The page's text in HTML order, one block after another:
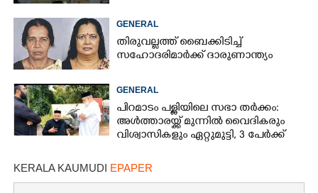
GENERAL
തിരുവല്ലത്ത് ബൈക്കിടിച്ച്
സഹോദരിമാർക്ക് ദാരുണാന്ത്യം
GENERAL
പിറമാടം പള്ളിയിലെ സഭാ തർക്കം:
അൾത്താരയ്ക്ക് മുന്നിൽ വൈദികരും
വിശ്വാസികളും ഏറ്റുമുട്ടി, 3 പേർക്ക്
KERALA KAUMUDI EPAPER